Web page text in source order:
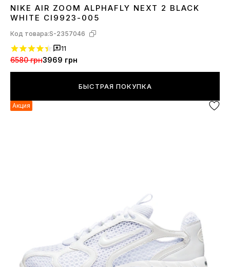
3637 38 41 42434445
NIKE AIR ZOOM ALPHAFLY NEXT 2 BLACK
WHITE CI9923-005
Код товара:S-2357046
11
6580 грн3969 грн
БЫСТРАЯ ПОКУПКА
Акция